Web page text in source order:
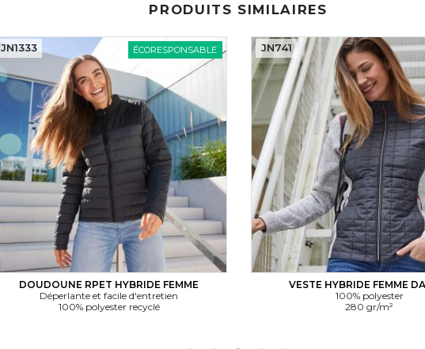
PRODUITS SIMILAIRES
ÉCORESPONSABLE
DOUDOUNE RPET HYBRIDE FEMME
Déperlante et facile d'entretien
100% polyester recyclé
JN1333
VESTE HYBRIDE FEMME
100% polyester
280 gr/m²
JN741